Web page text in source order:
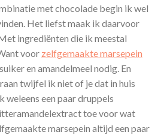
met chocolade begin ik wel
Het liefst maak ik daarvoor
ingrediënten die ik meestal
voor zelfgemaakte marsepein
en amandelmeel nodig. En
twijfel ik niet of je dat in huis
weleens een paar druppels
toe voor wat
marsepein altijd een paar